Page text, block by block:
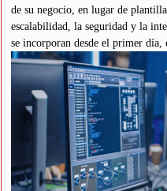
de su negocio, en lugar de
escalabilidad, la seguridad y la
se incorporan desde el primer día,